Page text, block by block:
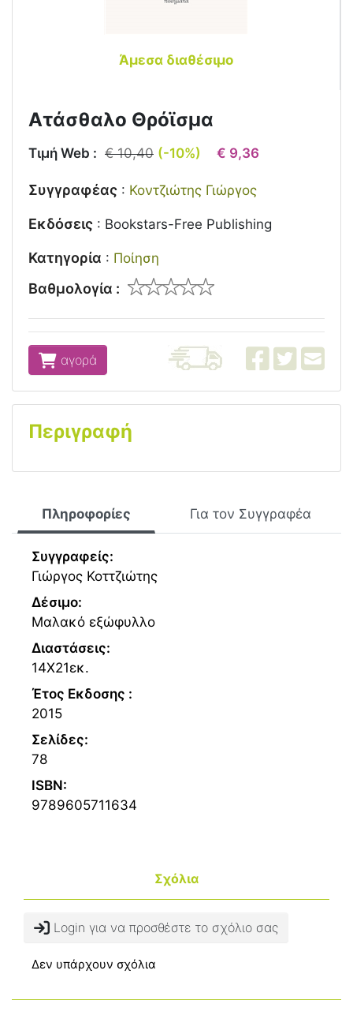
Άμεσα διαθέσιμο
Ατάσθαλο Θρόϊσμα
Τιμή Web : € 10,40 (-10%) € 9,36
Συγγραφέας : Κοντζιώτης Γιώργος
Εκδόσεις : Bookstars-Free Publishing
Κατηγορία : Ποίηση
Βαθμολογία :
αγορά
Περιγραφή
Πληροφορίες Για τον Συγγραφέα
Συγγραφείς:
Γιώργος Κοττζιώτης
Δέσιμο:
Μαλακό εξώφυλλο
Διαστάσεις:
14Χ21εκ.
Έτος Εκδοσης :
2015
Σελίδες:
78
ISBN:
9789605711634
Σχόλια
Login για να προσθέστε το σχόλιο σας
Δεν υπάρχουν σχόλια